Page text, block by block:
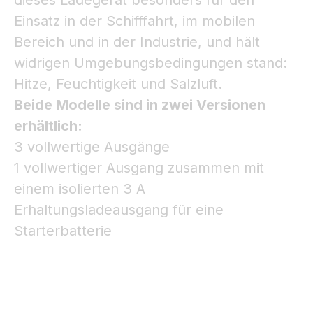
Einsatz in der Schifffahrt, im mobilen
Bereich und in der Industrie, und hält
widrigen Umgebungsbedingungen stand:
Hitze, Feuchtigkeit und Salzluft.
Beide Modelle sind in zwei Versionen
erhältlich:
3 vollwertige Ausgänge
1 vollwertiger Ausgang zusammen mit
einem isolierten 3 A
Erhaltungsladeausgang für eine
Starterbatterie